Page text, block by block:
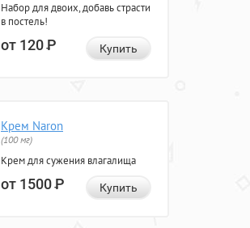
Набор для двоих, добавь страсти
в постель!
от 120Р Купить
Крем Naron
(100 мг)
Крем для сужения влагалища
от 1500Р Купить